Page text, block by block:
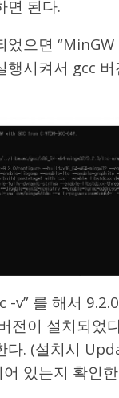
면 된다.
었으면
행시켜서 gcc 버
-v” 를 해서
전이 설치되었
다. (설치시
있는지 확인